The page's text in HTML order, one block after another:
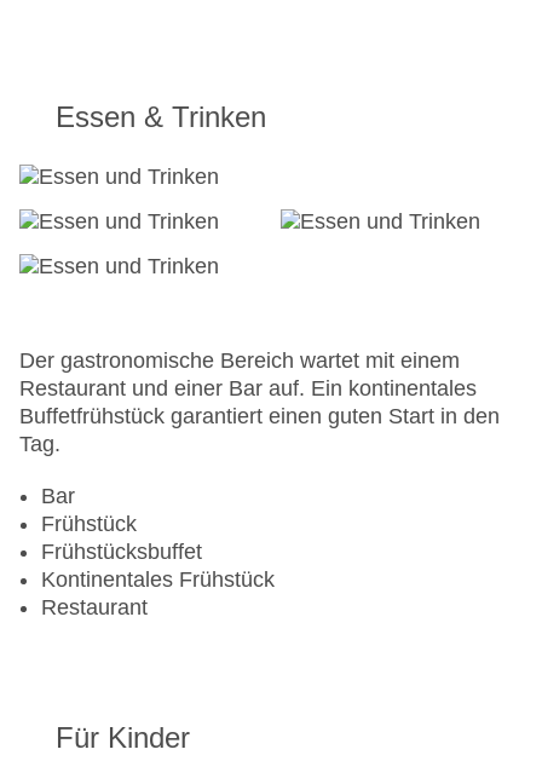
Sonnenterrasse
Gesamtanzahl der Zimmer: 18
Essen & Trinken
Der gastronomische Bereich wartet mit einem
Restaurant und einer Bar auf. Ein kontinentales
Buffetfrühstück garantiert einen guten Start in den
Tag.
Bar
Frühstück
Frühstücksbuffet
Kontinentales Frühstück
Restaurant
Für Kinder